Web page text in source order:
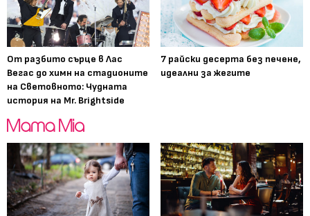
От разбито сърце в Лас
Вегас до химн на стадионите
на Световното: Чудната
история на Mr. Brightside
7 райски десерта без печене,
идеални за жегите